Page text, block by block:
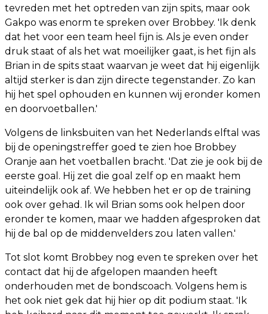
tevreden met het optreden van zijn spits, maar ook
Gakpo was enorm te spreken over Brobbey. 'Ik denk
dat het voor een team heel fijn is. Als je even onder
druk staat of als het wat moeilijker gaat, is het fijn als
Brian in de spits staat waarvan je weet dat hij eigenlijk
altijd sterker is dan zijn directe tegenstander. Zo kan
hij het spel ophouden en kunnen wij eronder komen
en doorvoetballen.'
Volgens de linksbuiten van het Nederlands elftal was
bij de openingstreffer goed te zien hoe Brobbey
Oranje aan het voetballen bracht. 'Dat zie je ook bij de
eerste goal. Hij zet die goal zelf op en maakt hem
uiteindelijk ook af. We hebben het er op de training
ook over gehad. Ik wil Brian soms ook helpen door
eronder te komen, maar we hadden afgesproken dat
hij de bal op de middenvelders zou laten vallen.'
Tot slot komt Brobbey nog even te spreken over het
contact dat hij de afgelopen maanden heeft
onderhouden met de bondscoach. Volgens hem is
het ook niet gek dat hij hier op dit podium staat. 'Ik